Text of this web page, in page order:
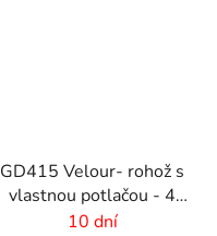
GD415 Velour- rohož s
vlastnou potlačou - 4
mm vlas
10 dní